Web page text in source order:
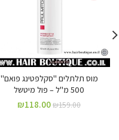
מוס תלתלים "סקלפטינג פואם"
500 מ"ל – פול מיטשל
₪159.00
₪118.00